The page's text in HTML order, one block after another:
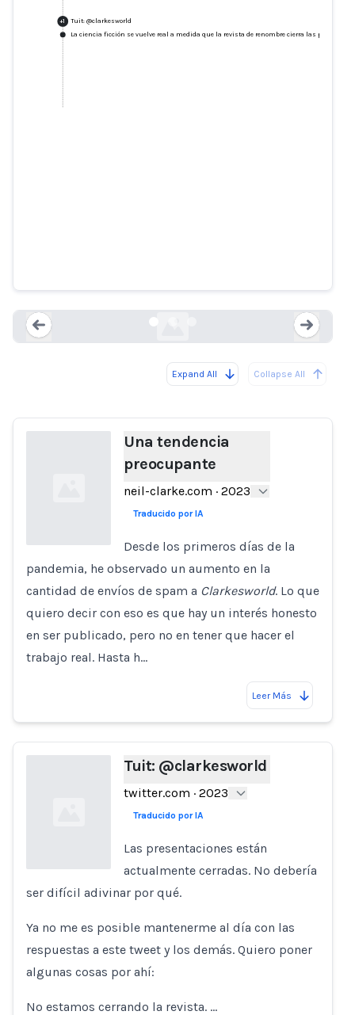
+1
Tuit: @clarkesworld
La ciencia ficción se vuelve real a medida que la revista de renombre cierra las
Expand All Collapse All
Loading...
Una tendencia
preocupante
neil-clarke.com · 2023
Traducido por IA
Desde los primeros días de la
pandemia, he observado un aumento en la
cantidad de envíos de spam a Clarkesworld. Lo que
quiero decir con eso es que hay un interés honesto
en ser publicado, pero no en tener que hacer el
trabajo real. Hasta h…
Leer Más
Tuit: @clarkesworld
twitter.com · 2023
Traducido por IA
Las presentaciones están
actualmente cerradas. No debería
ser difícil adivinar por qué.
Ya no me es posible mantenerme al día con las
respuestas a este tweet y los demás. Quiero poner
algunas cosas por ahí:
No estamos cerrando la revista. …